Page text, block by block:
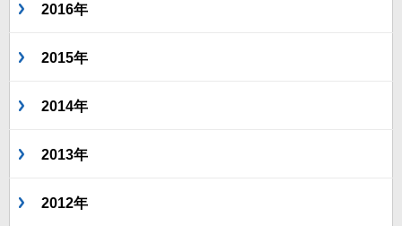
2016年
2015年
2014年
2013年
2012年